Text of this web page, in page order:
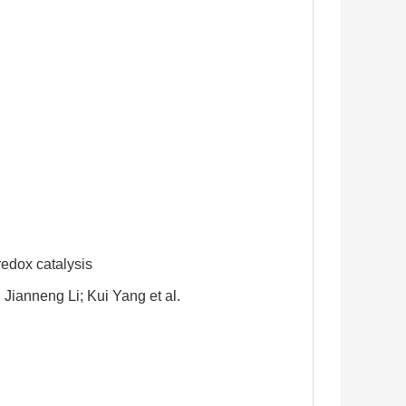
catalysis
Li; Kui Yang et al.